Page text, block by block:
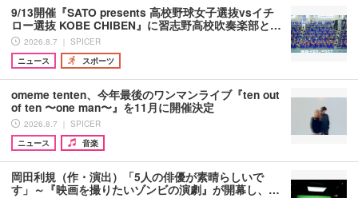
9/13開催『SATO presents 高校野球女子選抜vsイチ
ロー選抜 KOBE CHIBEN』に習志野高校吹奏楽部と…
2026.8.7 ｜ SPICER
ニュース
スポーツ
omeme tenten、今年最後のワンマンライブ『ten out
of ten 〜one man〜』を11月に開催決定
2026.8.7 ｜ SPICER
ニュース
音楽
岡田利規（作・演出）「5人の俳優が素晴らしいで
す」～『映画を撮りたいゾンビの演劇』が開幕し、…